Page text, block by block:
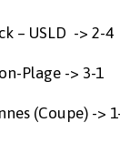
– USLD -> 2-4
Plage -> 3-1
(Coupe) ->